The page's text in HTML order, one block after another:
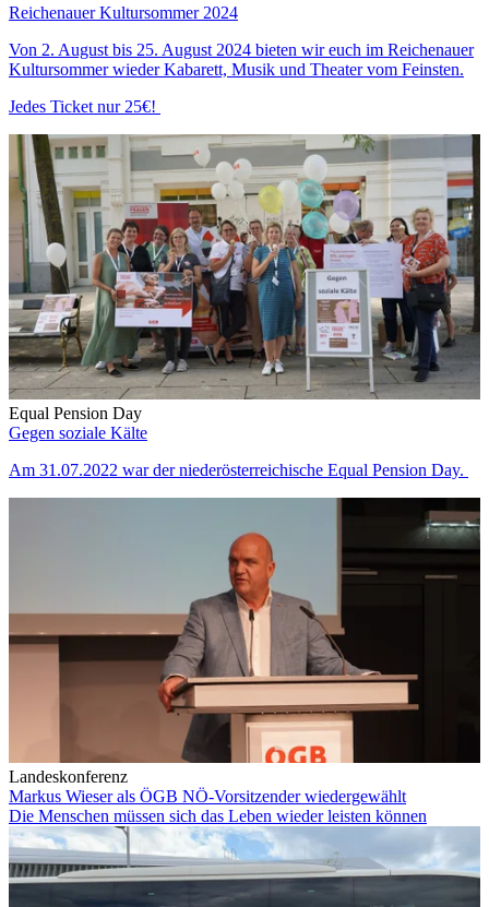
Reichenauer Kultursommer 2024
Von 2. August bis 25. August 2024 bieten wir euch im Reichenauer
Kultursommer wieder Kabarett, Musik und Theater vom Feinsten.
Jedes Ticket nur 25€!
Equal Pension Day
Gegen soziale Kälte
Am 31.07.2022 war der niederösterreichische Equal Pension Day.
Landeskonferenz
Markus Wieser als ÖGB NÖ-Vorsitzender wiedergewählt
Die Menschen müssen sich das Leben wieder leisten können